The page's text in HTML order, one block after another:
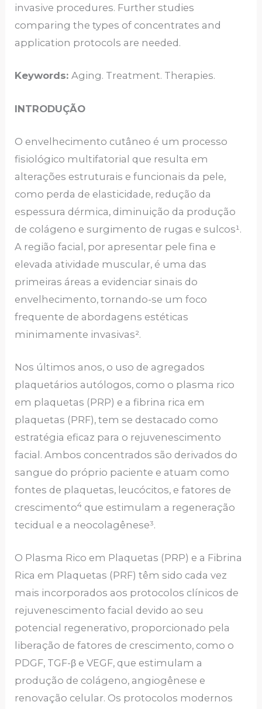
invasive procedures. Further studies
comparing the types of concentrates and
application protocols are needed.
Keywords:Aging. Treatment. Therapies.
INTRODUÇÃO
O envelhecimento cutâneo é um processo
fisiológico multifatorial que resulta em
alterações estruturais e funcionais da pele,
como perda de elasticidade, redução da
espessura dérmica, diminuição da produção
de colágeno e surgimento de rugas e sulcos¹.
A região facial, por apresentar pele fina e
elevada atividade muscular, é uma das
primeiras áreas a evidenciar sinais do
envelhecimento, tornando-se um foco
frequente de abordagens estéticas
minimamente invasivas².
Nos últimos anos, o uso de agregados
plaquetários autólogos, como o plasma rico
em plaquetas (PRP) e a fibrina rica em
plaquetas (PRF), tem se destacado como
estratégia eficaz para o rejuvenescimento
facial. Ambos concentrados são derivados do
sangue do próprio paciente e atuam como
fontes de plaquetas, leucócitos, e fatores de
crescimento4 que estimulam a regeneração
tecidual e a neocolagênese³.
O Plasma Rico em Plaquetas (PRP) e a Fibrina
Rica em Plaquetas (PRF) têm sido cada vez
mais incorporados aos protocolos clínicos de
rejuvenescimento facial devido ao seu
potencial regenerativo, proporcionado pela
liberação de fatores de crescimento, como o
PDGF, TGF-β e VEGF, que estimulam a
produção de colágeno, angiogênese e
renovação celular. Os protocolos modernos